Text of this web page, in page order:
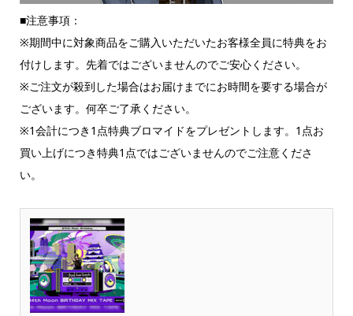
■注意事項：
※期間中に対象商品をご購入いただいたお客様全員に特典をお
付けします。先着ではございませんのでご安心ください。
※ご注文が殺到した場合はお届けまでにお時間を要する場合が
ございます。何卒ご了承ください。
※1会計につき1点特典ブロマイドをプレゼントします。1点お
買い上げにつき特典1点ではございませんのでご注意くださ
い。